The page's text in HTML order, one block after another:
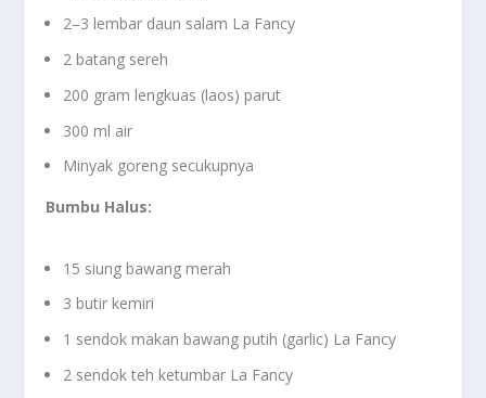
2–3 lembar daun salam La Fancy
2 batang sereh
200 gram lengkuas (laos) parut
300 ml air
Minyak goreng secukupnya
Bumbu Halus:
15 siung bawang merah
3 butir kemiri
1 sendok makan bawang putih (garlic) La Fancy
2 sendok teh ketumbar La Fancy